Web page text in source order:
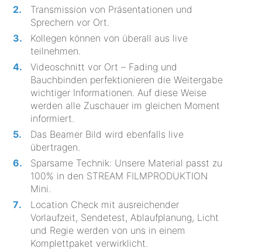
Transmission von Präsentationen und
Sprechern vor Ort.
Kollegen können von überall aus live
teilnehmen.
Videoschnitt vor Ort – Fading und
Bauchbinden perfektionieren die Weitergabe
wichtiger Informationen. Auf diese Weise
werden alle Zuschauer im gleichen Moment
informiert.
Das Beamer Bild wird ebenfalls live
übertragen.
Sparsame Technik: Unsere Material passt zu
100% in den STREAM FILMPRODUKTION
Mini.
Location Check mit ausreichender
Vorlaufzeit, Sendetest, Ablaufplanung, Licht
und Regie werden von uns in einem
Komplettpaket verwirklicht.